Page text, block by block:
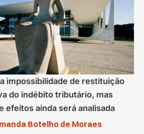
impossibilidade de restituição
do indébito tributário, mas
efeitos ainda será analisada
Botelho de Moraes